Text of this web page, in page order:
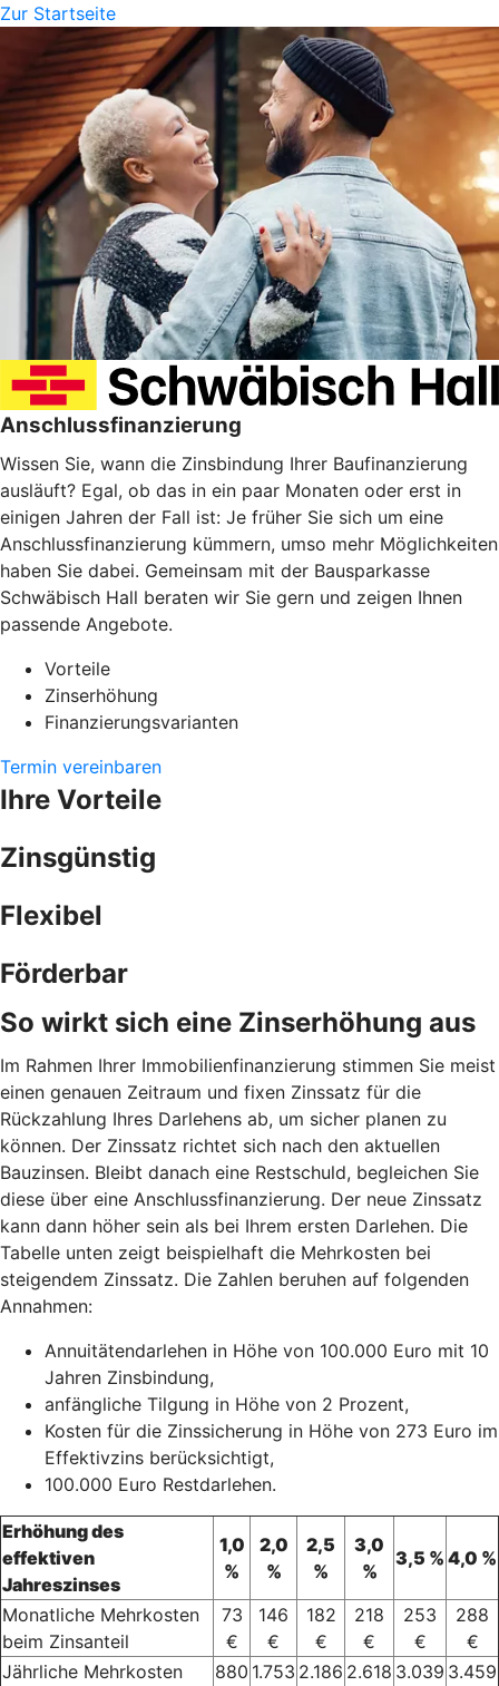
Zur Startseite
Anschlussfinanzierung
Wissen Sie, wann die Zinsbindung Ihrer Baufinanzierung
ausläuft? Egal, ob das in ein paar Monaten oder erst in
einigen Jahren der Fall ist: Je früher Sie sich um eine
Anschlussfinanzierung kümmern, umso mehr Möglichkeiten
haben Sie dabei. Gemeinsam mit der Bausparkasse
Schwäbisch Hall beraten wir Sie gern und zeigen Ihnen
passende Angebote.
Vorteile
Zinserhöhung
Finanzierungsvarianten
Termin vereinbaren
Ihre Vorteile
Zinsgünstig
Flexibel
Förderbar
So wirkt sich eine Zinserhöhung aus
Im Rahmen Ihrer Immobilienfinanzierung stimmen Sie meist
einen genauen Zeitraum und fixen Zinssatz für die
Rückzahlung Ihres Darlehens ab, um sicher planen zu
können. Der Zinssatz richtet sich nach den aktuellen
Bauzinsen. Bleibt danach eine Restschuld, begleichen Sie
diese über eine Anschlussfinanzierung. Der neue Zinssatz
kann dann höher sein als bei Ihrem ersten Darlehen. Die
Tabelle unten zeigt beispielhaft die Mehrkosten bei
steigendem Zinssatz. Die Zahlen beruhen auf folgenden
Annahmen:
Annuitätendarlehen in Höhe von 100.000 Euro mit 10
Jahren Zinsbindung,
anfängliche Tilgung in Höhe von 2 Prozent,
Kosten für die Zinssicherung in Höhe von 273 Euro im
Effektivzins berücksichtigt,
100.000 Euro Restdarlehen.
Erhöhung des
effektiven
Jahreszinses
1,0
%
2,0
%
2,5
%
3,0
%
3,5 % 4,0 %
Monatliche Mehrkosten
beim Zinsanteil
73
€
146
€
182
€
218
€
253
€
288
€
Jährliche Mehrkosten
880 1.753 2.186 2.618 3.039 3.459